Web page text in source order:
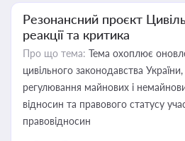
Резонансний проєкт
реакції та критика
Про що тема: Тема охоплює
цивільного законодавства
регулювання майнових і
відносин та правового статусу
правовідносин